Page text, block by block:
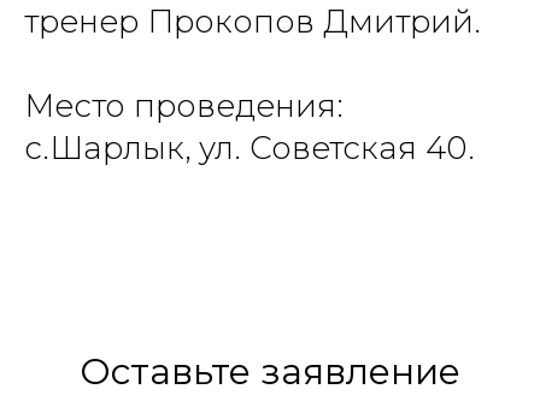
тренер Прокопов Дмитрий.
Место проведения:
с.Шарлык, ул. Советская 40.
Оставьте заявление